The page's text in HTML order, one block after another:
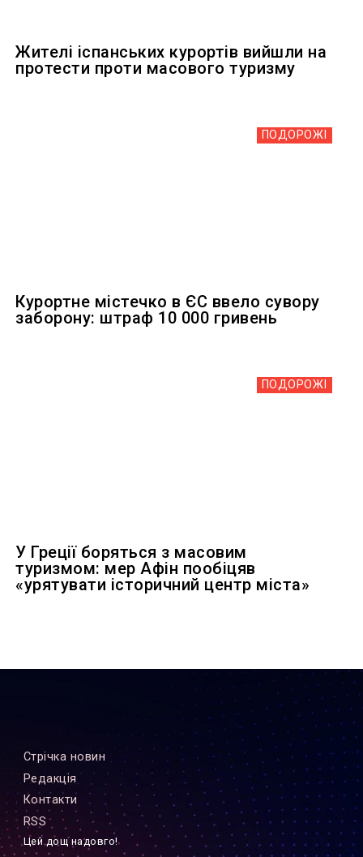
Жителі іспанських курортів вийшли на
протести проти масового туризму
ПОДОРОЖІ
Курортне містечко в ЄС ввело сувору
заборону: штраф 10 000 гривень
ПОДОРОЖІ
У Греції боряться з масовим
туризмом: мер Афін пообіцяв
«урятувати історичний центр міста»
Стрiчка новин
Редакцiя
Контакти
RSS
Цей дощ надовго!